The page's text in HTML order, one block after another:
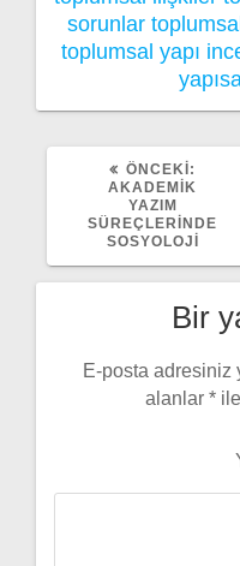
sorunlar
toplumsal yapı
ÖNCEKI:
AKADEMIK
YAZIM
SÜREÇLERINDE
SOSYOLOJI
Bir
E-posta adresiniz
alanlar *